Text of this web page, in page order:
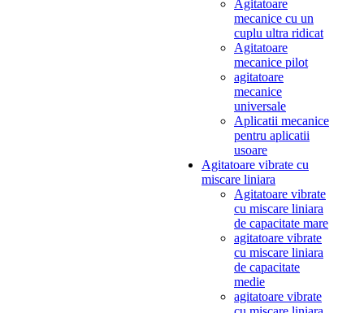
Agitatoare
mecanice cu un
cuplu ultra ridicat
Agitatoare
mecanice pilot
agitatoare
mecanice
universale
Aplicatii mecanice
pentru aplicatii
usoare
Agitatoare vibrate cu
miscare liniara
Agitatoare vibrate
cu miscare liniara
de capacitate mare
agitatoare vibrate
cu miscare liniara
de capacitate
medie
agitatoare vibrate